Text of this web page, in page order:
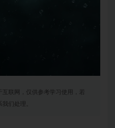
互联网，仅供参考学习使用，若
们处理。